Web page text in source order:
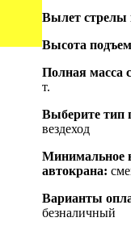
Вылет стрелы
Высота
Полная масса
т.
Выберите тип
вездеход
Минимальное
автокрана:
Варианты
безналичный